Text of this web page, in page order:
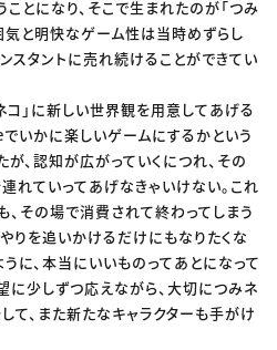
とになり、そこで生まれたのが「つみ
気と明快なゲーム性は当時めずらし
スタントに売れ続けることができてい
コ」に新しい世界観を用意してあげる
いかに楽しいゲームにするかという
が、認知が広がっていくにつれ、その
れていってあげなきゃいけない。これ
、その場で消費されて終わってしまう
りを追いかけるだけにもなりたくな
に、本当にいいものってあとになって
に少しずつ応えながら、大切につみネ
て、また新たなキャラクターも手がけ